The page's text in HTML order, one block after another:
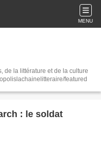
MENU
de la littérature et de la culture
featured
: le soldat